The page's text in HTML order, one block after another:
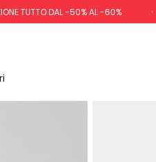
TUTTO DAL -50% AL -60%